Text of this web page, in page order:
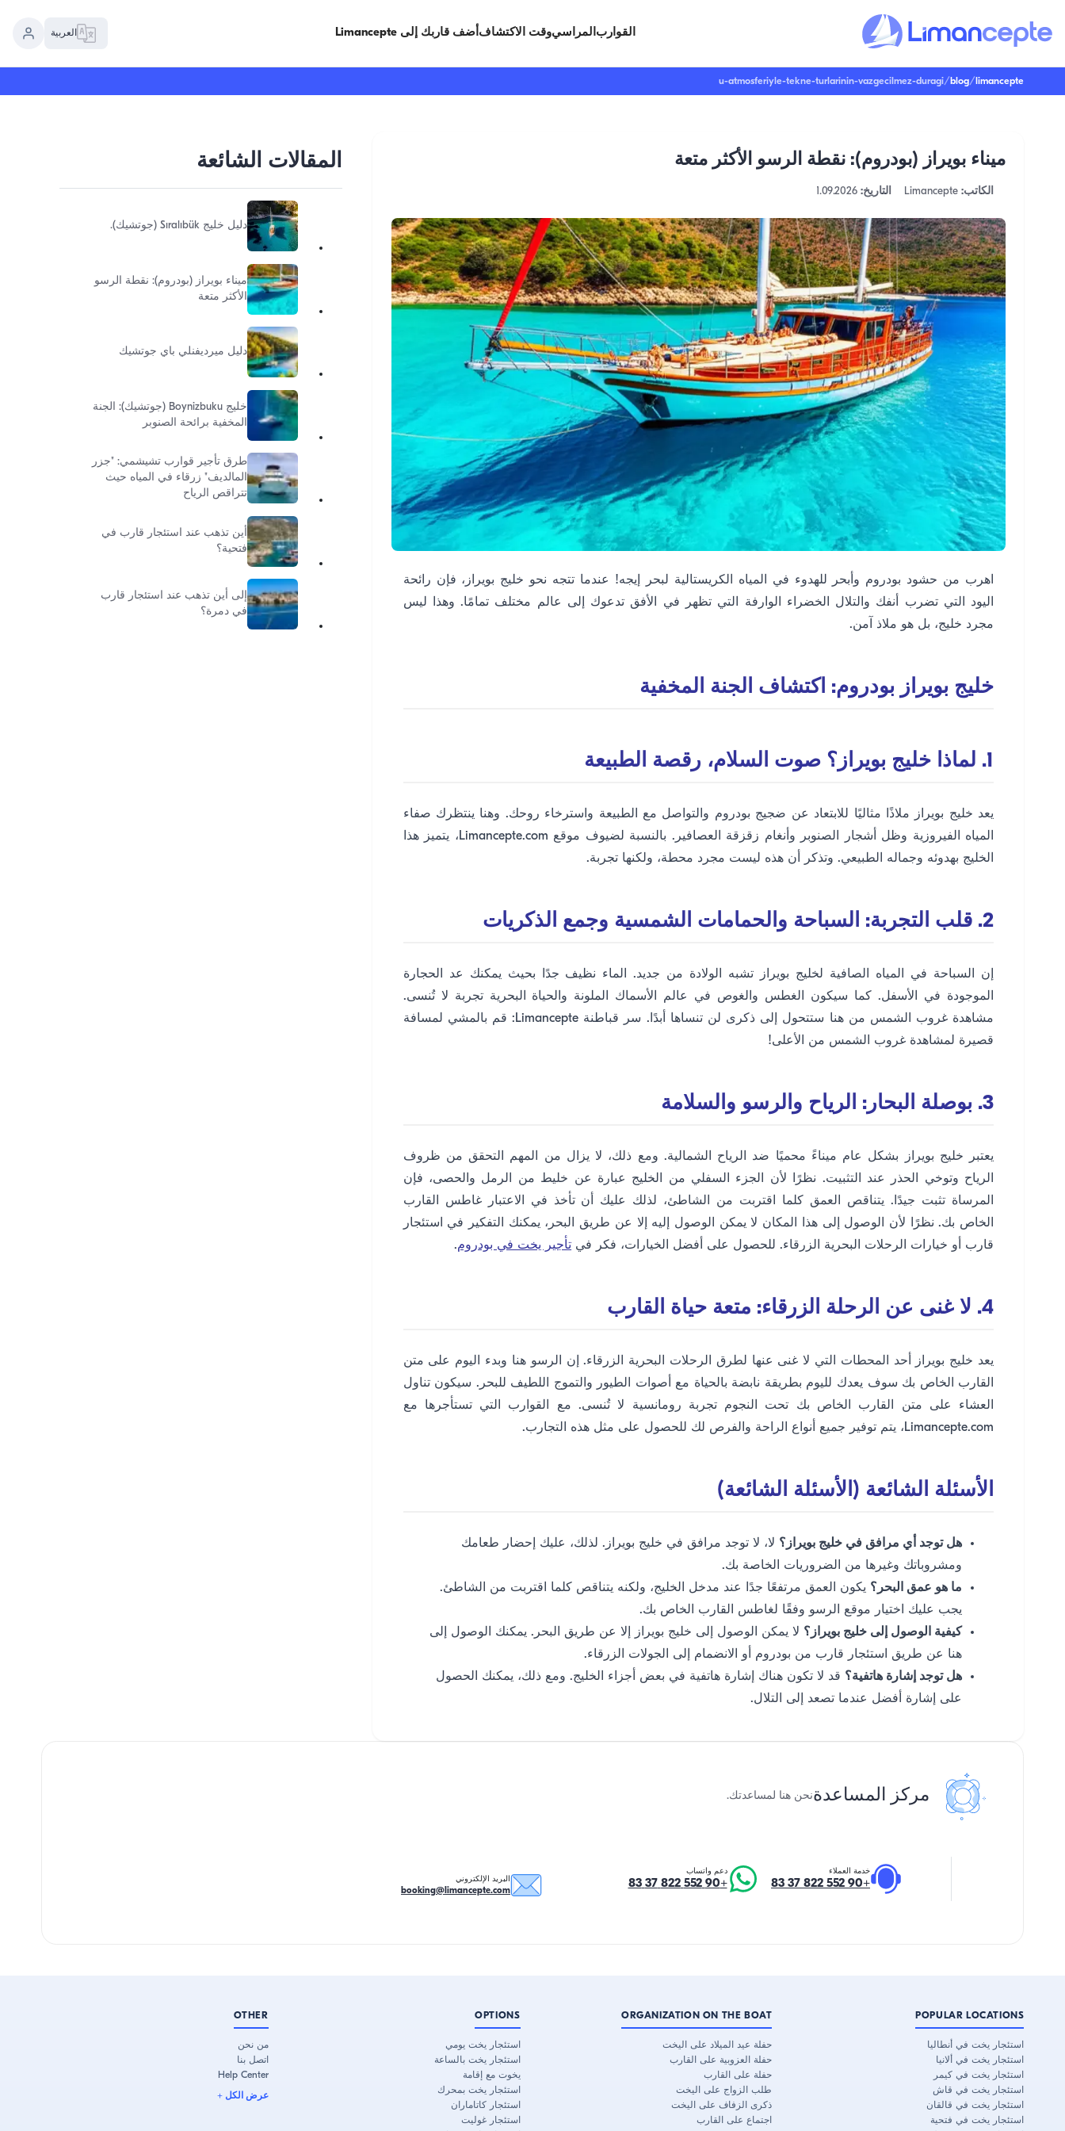
القواربالمراسيوقت الاكتشافأضف قاربك إلى Limancepte العربية
limancepte
/
blog
/
u-atmosferiyle-tekne-turlarinin-vazgecilmez-duragi
ميناء بويراز (بودروم): نقطة الرسو الأكثر متعة
الكاتب: Limancepte التاريخ: 1.09.2026
اهرب من حشود بودروم وأبحر للهدوء في المياه الكريستالية لبحر إيجه! عندما تتجه نحو خليج بويراز، فإن رائحة
اليود التي تضرب أنفك والتلال الخضراء الوارفة التي تظهر في الأفق تدعوك إلى عالم مختلف تمامًا. وهذا ليس
مجرد خليج، بل هو ملاذ آمن.
خليج بويراز بودروم: اكتشاف الجنة المخفية
1. لماذا خليج بويراز؟ صوت السلام، رقصة الطبيعة
يعد خليج بويراز ملاذًا مثاليًا للابتعاد عن ضجيج بودروم والتواصل مع الطبيعة واسترخاء روحك. وهنا ينتظرك صفاء
المياه الفيروزية وظل أشجار الصنوبر وأنغام زقزقة العصافير. بالنسبة لضيوف موقع Limancepte.com، يتميز هذا
الخليج بهدوئه وجماله الطبيعي. وتذكر أن هذه ليست مجرد محطة، ولكنها تجربة.
2. قلب التجربة: السباحة والحمامات الشمسية وجمع الذكريات
إن السباحة في المياه الصافية لخليج بويراز تشبه الولادة من جديد. الماء نظيف جدًا بحيث يمكنك عد الحجارة
الموجودة في الأسفل. كما سيكون الغطس والغوص في عالم الأسماك الملونة والحياة البحرية تجربة لا تُنسى.
مشاهدة غروب الشمس من هنا ستتحول إلى ذكرى لن تنساها أبدًا. سر قباطنة Limancepte: قم بالمشي لمسافة
قصيرة لمشاهدة غروب الشمس من الأعلى!
3. بوصلة البحار: الرياح والرسو والسلامة
يعتبر خليج بويراز بشكل عام ميناءً محميًا ضد الرياح الشمالية. ومع ذلك، لا يزال من المهم التحقق من ظروف
الرياح وتوخي الحذر عند التثبيت. نظرًا لأن الجزء السفلي من الخليج عبارة عن خليط من الرمل والحصى، فإن
المرساة تثبت جيدًا. يتناقص العمق كلما اقتربت من الشاطئ، لذلك عليك أن تأخذ في الاعتبار غاطس القارب
الخاص بك. نظرًا لأن الوصول إلى هذا المكان لا يمكن الوصول إليه إلا عن طريق البحر، يمكنك التفكير في استئجار
قارب أو خيارات الرحلات البحرية الزرقاء. للحصول على أفضل الخيارات، فكر في تأجير يخت في بودروم.
4. لا غنى عن الرحلة الزرقاء: متعة حياة القارب
يعد خليج بويراز أحد المحطات التي لا غنى عنها لطرق الرحلات البحرية الزرقاء. إن الرسو هنا وبدء اليوم على متن
القارب الخاص بك سوف يعدك لليوم بطريقة نابضة بالحياة مع أصوات الطيور والتموج اللطيف للبحر. سيكون تناول
العشاء على متن القارب الخاص بك تحت النجوم تجربة رومانسية لا تُنسى. مع القوارب التي تستأجرها مع
Limancepte.com، يتم توفير جميع أنواع الراحة والفرص لك للحصول على مثل هذه التجارب.
الأسئلة الشائعة (الأسئلة الشائعة)
هل توجد أي مرافق في خليج بويراز؟ لا، لا توجد مرافق في خليج بويراز. لذلك، عليك إحضار طعامك
ومشروباتك وغيرها من الضروريات الخاصة بك.
ما هو عمق البحر؟ يكون العمق مرتفعًا جدًا عند مدخل الخليج، ولكنه يتناقص كلما اقتربت من الشاطئ.
يجب عليك اختيار موقع الرسو وفقًا لغاطس القارب الخاص بك.
كيفية الوصول إلى خليج بويراز؟ لا يمكن الوصول إلى خليج بويراز إلا عن طريق البحر. يمكنك الوصول إلى
هنا عن طريق استئجار قارب من بودروم أو الانضمام إلى الجولات الزرقاء.
هل توجد إشارة هاتفية؟ قد لا تكون هناك إشارة هاتفية في بعض أجزاء الخليج. ومع ذلك، يمكنك الحصول
على إشارة أفضل عندما تصعد إلى التلال.
المقالات الشائعة
دليل خليج Sıralıbük (جوتشيك).
ميناء بويراز (بودروم): نقطة الرسو
الأكثر متعة
دليل ميرديفنلي باي جوتشيك
خليج Boynizbuku (جوتشيك): الجنة
المخفية برائحة الصنوبر
طرق تأجير قوارب تشيشمي: "جزر
المالديف" زرقاء في المياه حيث
تتراقص الرياح
أين تذهب عند استئجار قارب في
فتحية؟
إلى أين تذهب عند استئجار قارب
في دمرة؟
مركز المساعدةنحن هنا لمساعدتك.
خدمة العملاء
+90 552 822 37 83
دعم واتساب
+90 552 822 37 83 البريد الإلكتروني
booking@limancepte.com
POPULAR LOCATIONS
استئجار يخت في أنطاليا
استئجار يخت في ألانيا
استئجار يخت في كيمر
استئجار يخت في قاش
استئجار يخت في قالقان
استئجار يخت في فتحية
ORGANIZATION ON THE BOAT
حفلة عيد الميلاد على اليخت
حفلة العزوبية على القارب
حفلة على القارب
طلب الزواج على اليخت
ذكرى الزفاف على اليخت
اجتماع على القارب
OPTIONS
استئجار يخت يومي
استئجار يخت بالساعة
يخوت مع إقامة
استئجار يخت بمحرك
استئجار كاتاماران
استئجار غوليت
OTHER
من نحن
اتصل بنا
Help Center
عرض الكل +